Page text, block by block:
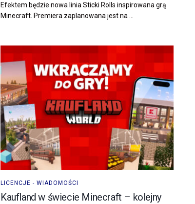
Efektem będzie nowa linia Sticki Rolls inspirowana grą
Minecraft. Premiera zaplanowana jest na ...
LICENCJE - WIADOMOŚCI
Kaufland w świecie Minecraft – kolejny